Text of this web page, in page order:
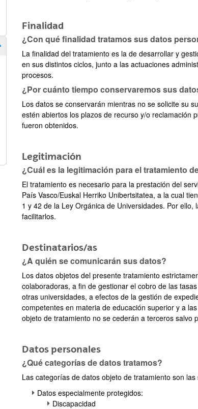
Mostrar/ocultar subpáginas
Finalidad
¿Con qué finalidad tratamos sus datos
La finalidad del tratamiento es la de desarrollar y
en sus distintos ciclos, junto a las actuaciones
procesos.
¿Por cuánto tiempo conservaremos sus
Los datos se conservarán mientras no se solicite su
estén abiertos los plazos de recurso y/o reclamación
fueron obtenidos.
Legitimación
¿Cuál es la legitimación para el tratamiento
El tratamiento es necesario para la prestación del
País Vasco/Euskal Herriko Unibertsitatea, a la cual
1 y 42 de la Ley Orgánica de Universidades. Por
facilitarlos.
Destinatarios/as
¿A quién se comunicarán sus datos?
Los datos objetos del presente tratamiento
colaboradoras, a fin de gestionar el cobro de las
otras universidades, a efectos de la gestión de
competentes en materia de educación superior y a
objeto de tratamiento no se cederán a terceros salvo
Datos personales
¿Qué categorías de datos tratamos?
Las categorías de datos objeto de tratamiento son las
Datos especialmente protegidos:
Discapacidad